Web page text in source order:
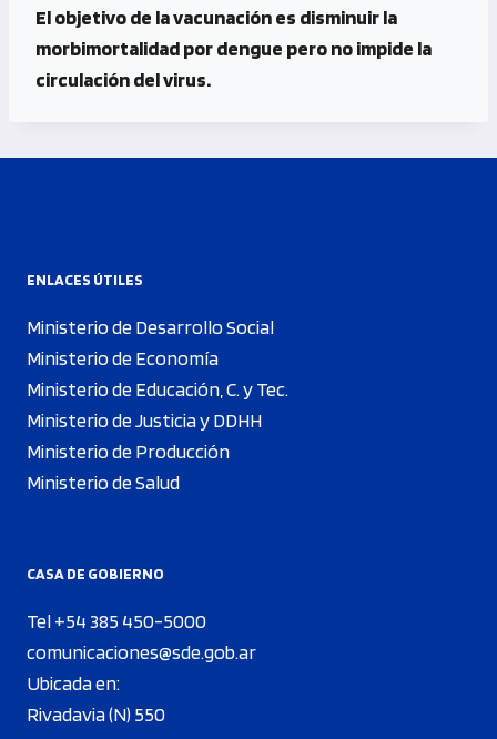
El objetivo de la vacunación es disminuir la
morbimortalidad por dengue pero no impide la
circulación del virus.
ENLACES ÚTILES
Ministerio de Desarrollo Social
Ministerio de Economía
Ministerio de Educación, C. y Tec.
Ministerio de Justicia y DDHH
Ministerio de Producción
Ministerio de Salud
CASA DE GOBIERNO
Tel +54 385 450-5000
comunicaciones@sde.gob.ar
Ubicada en:
Rivadavia (N) 550